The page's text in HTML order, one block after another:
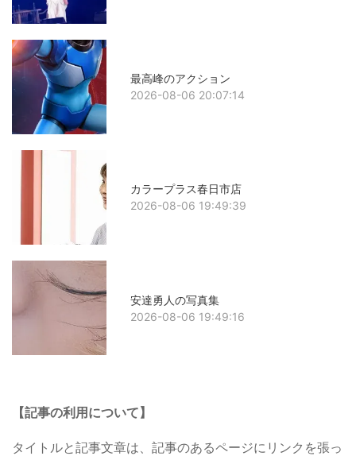
最高峰のアクション
2026-08-06 20:07:14
カラープラス春日市店
2026-08-06 19:49:39
安達勇人の写真集
2026-08-06 19:49:16
【記事の利用について】
タイトルと記事文章は、記事のあるページにリンクを張っ